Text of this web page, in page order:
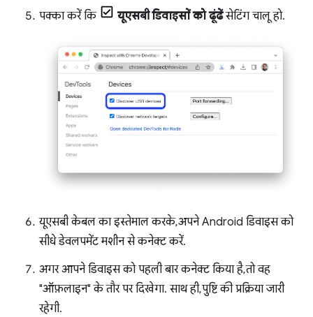
पक्का करें कि यूएसबी डिवाइसों को ढूंढेंसेटिंग चालू हो.
यूएसबी केबल का इस्तेमाल करके, अपने Android डिवाइस को
सीधे डेवलपमेंट मशीन से कनेक्ट करें.
अगर आपने डिवाइस को पहली बार कनेक्ट किया है, तो वह
"ऑफ़लाइन" के तौर पर दिखेगा. साथ ही, पुष्टि की प्रक्रिया जारी
रहेगी.